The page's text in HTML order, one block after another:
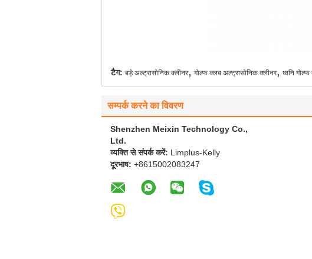
टैग: बड़े अल्ट्रासोनिक क्लीनर, गोल्फ क्लब अल्ट्रासोनिक क्लीनर, ध्वनि
सम्पर्क करने का विवरण
Shenzhen Meixin Technology Co.,
Ltd.
व्यक्ति से संपर्क करें: Limplus-Kelly
दूरभाष: +8615002083247